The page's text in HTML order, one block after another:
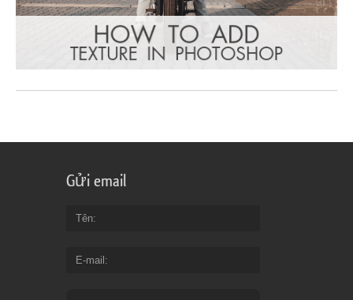
Gửi email
Tên
E-mail